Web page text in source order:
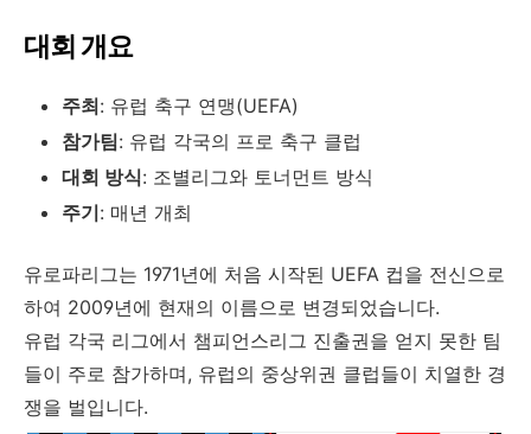
대회 개요
주최: 유럽 축구 연맹(UEFA)
참가팀: 유럽 각국의 프로 축구 클럽
대회 방식: 조별리그와 토너먼트 방식
주기: 매년 개최
유로파리그는 1971년에 처음 시작된 UEFA 컵을 전신으로
하여 2009년에 현재의 이름으로 변경되었습니다.
유럽 각국 리그에서 챔피언스리그 진출권을 얻지 못한 팀
들이 주로 참가하며, 유럽의 중상위권 클럽들이 치열한 경
쟁을 벌입니다.